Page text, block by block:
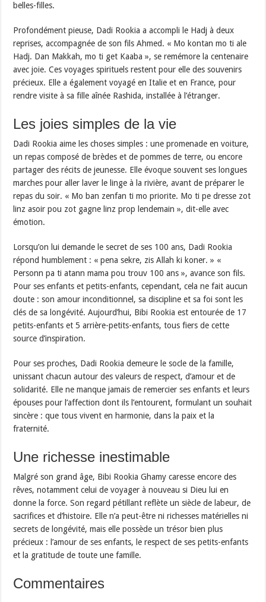
belles-filles.
Profondément pieuse, Dadi Rookia a accompli le Hadj à deux
reprises, accompagnée de son fils Ahmed. « Mo kontan mo ti ale
Hadj. Dan Makkah, mo ti get Kaaba », se remémore la centenaire
avec joie. Ces voyages spirituels restent pour elle des souvenirs
précieux. Elle a également voyagé en Italie et en France, pour
rendre visite à sa fille aînée Rashida, installée à l’étranger.
Les joies simples de la vie
Dadi Rookia aime les choses simples : une promenade en voiture,
un repas composé de brèdes et de pommes de terre, ou encore
partager des récits de jeunesse. Elle évoque souvent ses longues
marches pour aller laver le linge à la rivière, avant de préparer le
repas du soir. « Mo ban zenfan ti mo priorite. Mo ti pe dresse zot
linz asoir pou zot gagne linz prop lendemain », dit-elle avec
émotion.
Lorsqu’on lui demande le secret de ses 100 ans, Dadi Rookia
répond humblement : « pena sekre, zis Allah ki koner. » «
Personn pa ti atann mama pou trouv 100 ans », avance son fils.
Pour ses enfants et petits-enfants, cependant, cela ne fait aucun
doute : son amour inconditionnel, sa discipline et sa foi sont les
clés de sa longévité. Aujourd’hui, Bibi Rookia est entourée de 17
petits-enfants et 5 arrière-petits-enfants, tous fiers de cette
source d’inspiration.
Pour ses proches, Dadi Rookia demeure le socle de la famille,
unissant chacun autour des valeurs de respect, d’amour et de
solidarité. Elle ne manque jamais de remercier ses enfants et leurs
épouses pour l’affection dont ils l’entourent, formulant un souhait
sincère : que tous vivent en harmonie, dans la paix et la
fraternité.
Une richesse inestimable
Malgré son grand âge, Bibi Rookia Ghamy caresse encore des
rêves, notamment celui de voyager à nouveau si Dieu lui en
donne la force. Son regard pétillant reflète un siècle de labeur, de
sacrifices et d’histoire. Elle n’a peut-être ni richesses matérielles ni
secrets de longévité, mais elle possède un trésor bien plus
précieux : l’amour de ses enfants, le respect de ses petits-enfants
et la gratitude de toute une famille.
Commentaires